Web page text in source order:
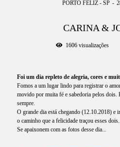
PORTO FELIZ - SP
CARINA &
1606 visualizações
Foi um dia repleto de alegria, cores e
Fomos a um lugar lindo para registrar o
movido por muita fé e sabedoria pelos dois.
sempre.
O grande dia está chegando (12.10.2018) e
o caminho que a felicidade traçou esses dois.
Se apaixonem com as fotos desse dia...